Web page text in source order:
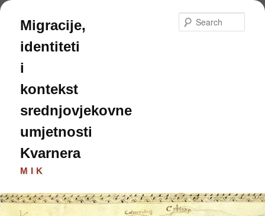
Skip
primary
content
Migracije,
identiteti
i
kontekst
srednjovjekovne
umjetnosti
Kvarnera
MIK